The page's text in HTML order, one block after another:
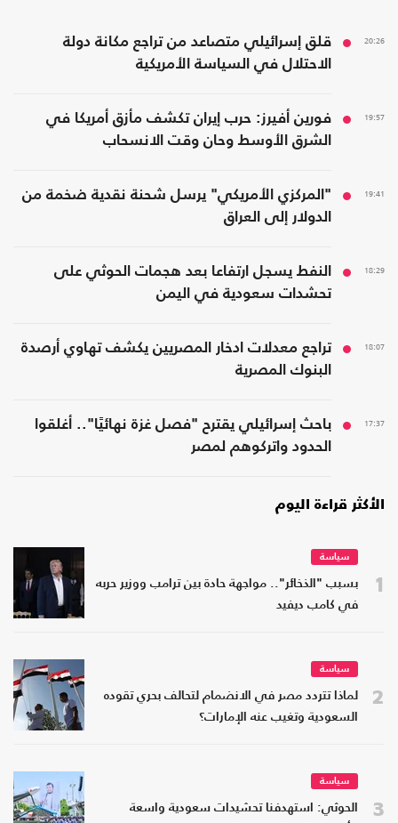
20:26
قلق إسرائيلي متصاعد من تراجع مكانة دولة
الاحتلال في السياسة الأمريكية
19:57
فورين أفيرز: حرب إيران تكشف مأزق أمريكا في
الشرق الأوسط وحان وقت الانسحاب
19:41
"المركزي الأمريكي" يرسل شحنة نقدية ضخمة من
الدولار إلى العراق
18:29
النفط يسجل ارتفاعا بعد هجمات الحوثي على
تحشدات سعودية في اليمن
18:07
تراجع معدلات ادخار المصريين يكشف تهاوي أرصدة
البنوك المصرية
17:37
باحث إسرائيلي يقترح "فصل غزة نهائيًا".. أغلقوا
الحدود واتركوهم لمصر
الأكثر قراءة اليوم
1
سياسة
بسبب "الذخائر".. مواجهة حادة بين ترامب ووزير حربه
في كامب ديفيد
2
سياسة
لماذا تتردد مصر في الانضمام لتحالف بحري تقوده
السعودية وتغيب عنه الإمارات؟
3
سياسة
الحوثي: استهدفنا تحشيدات سعودية واسعة